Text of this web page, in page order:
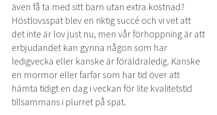
KONFERENS
Konferenspaket
Konferensrum
EVENT & BRÖLLOP
Bröllop
Catering
även få ta med sitt barn utan extra kostnad?
Höstlovsspat blev en riktig succé och vi vet att
det inte är lov just nu, men vår förhoppning är att
erbjudandet kan gynna någon som har
ledigvecka eller kanske är föräldraledig. Kanske
en mormor eller farfar som har tid över att
hämta tidigt en dag i veckan för lite kvalitetstid
tillsammans i plurret på spat.